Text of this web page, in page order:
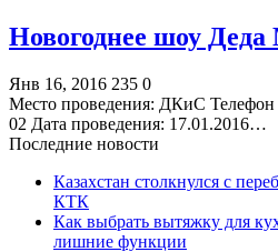
Новогоднее шоу Деда
Янв 16, 2016 235 0
Место проведения: ДКиС Телефон
02 Дата проведения: 17.01.2016…
Последние новости
Казахстан столкнулся с
КТК
Как выбрать вытяжку для
лишние функции